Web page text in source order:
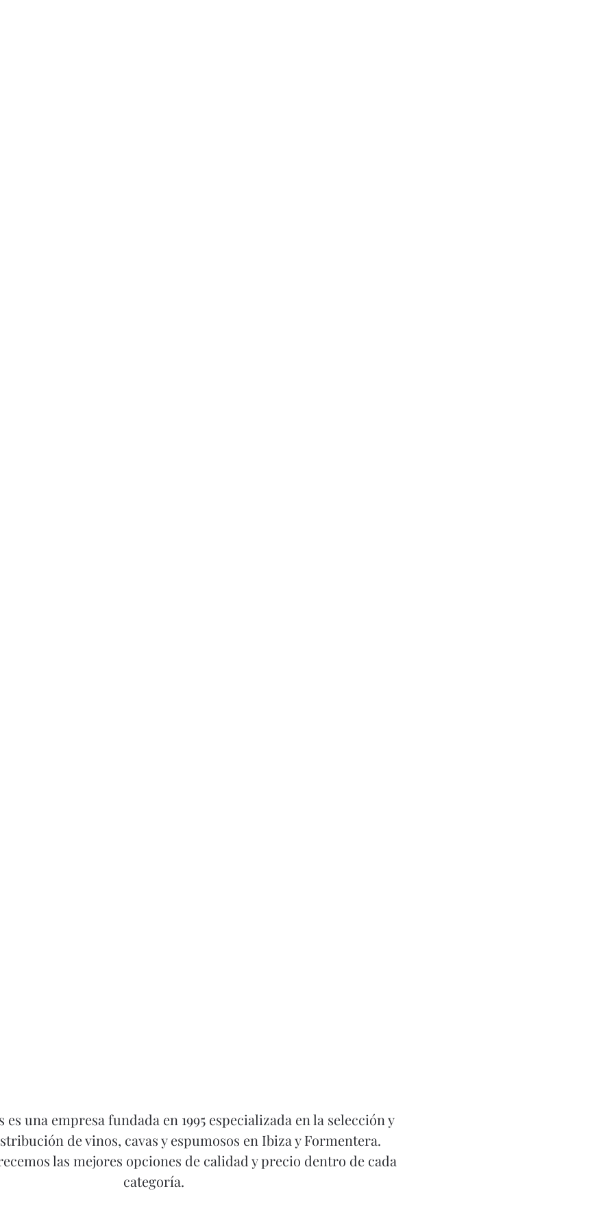
es una empresa fundada en 1995 especializada en la selección y
de vinos, cavas y espumosos en Ibiza y Formentera.
las mejores opciones de calidad y precio dentro de cada
categoría.